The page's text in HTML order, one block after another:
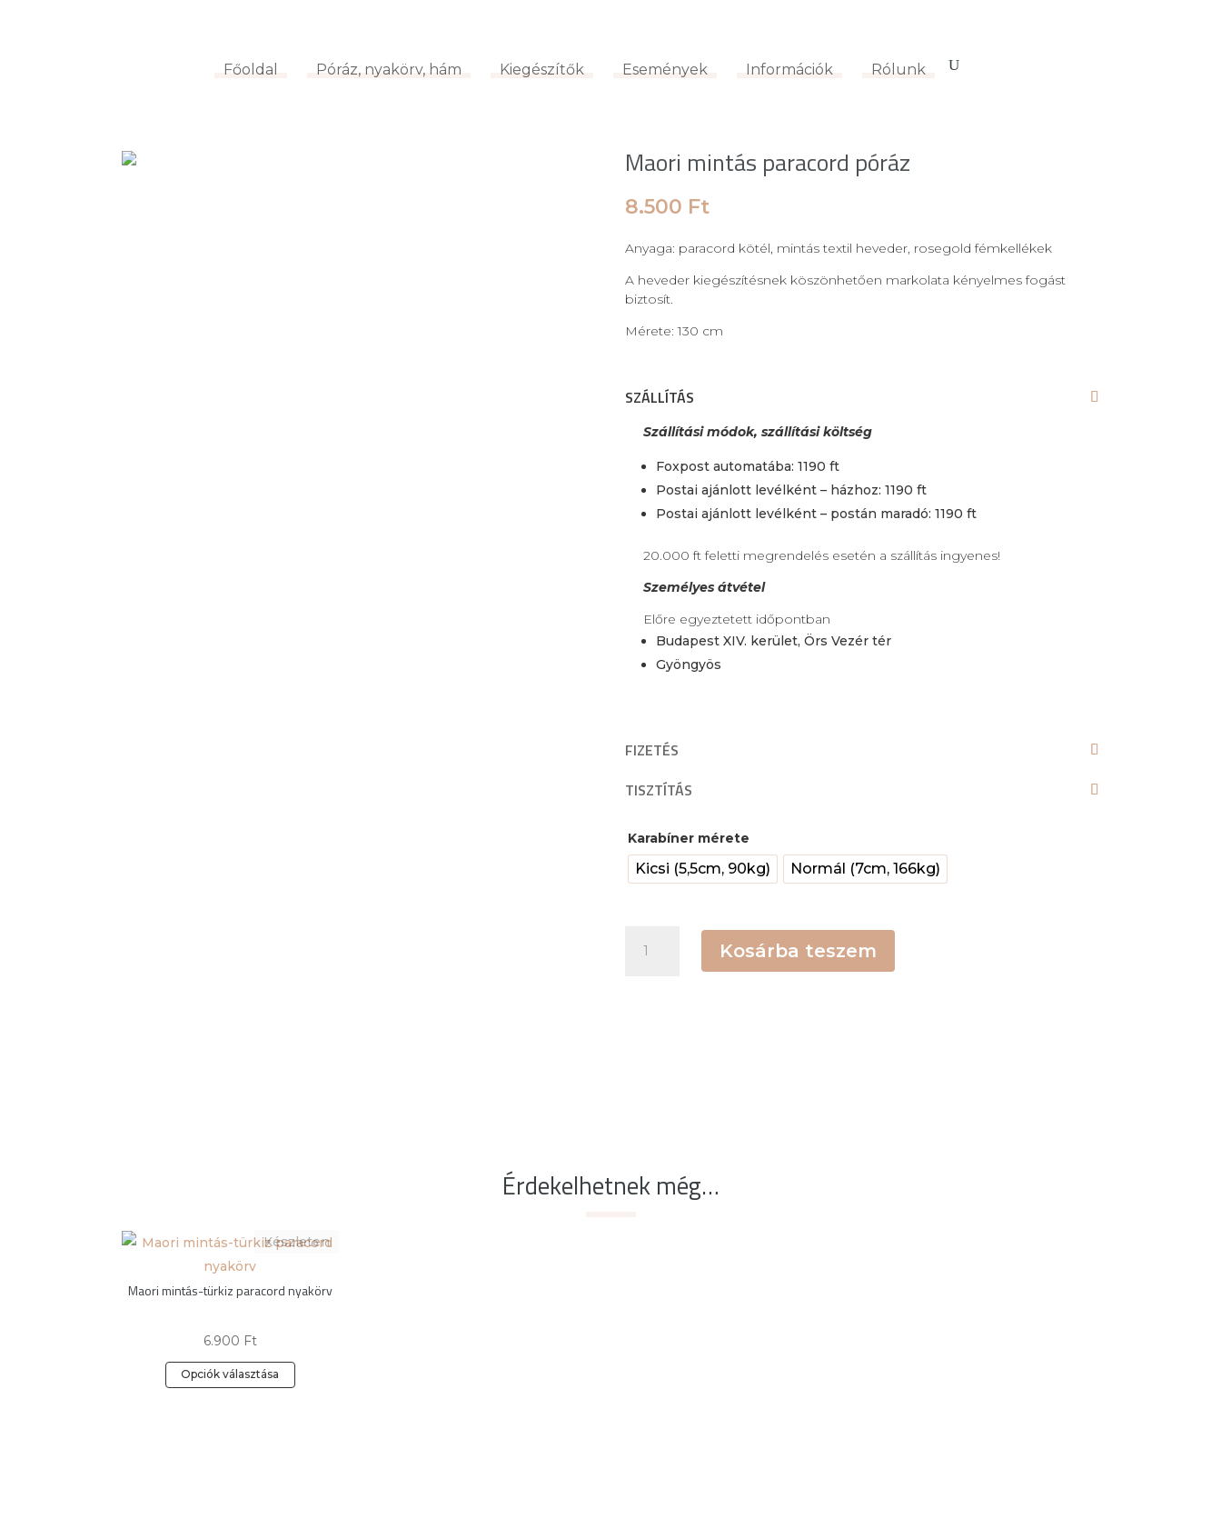
Rólunk
Főoldal Póráz, nyakörv, hám Kiegészítők Események Információk Rólunk
Maori mintás paracord póráz
8.500 Ft
Anyaga: paracord kötél, mintás textil heveder, rosegold fémkellékek
A heveder kiegészítésnek köszönhetően markolata kényelmes fogást
biztosít.
Mérete: 130 cm
SZÁLLÍTÁS
Szállítási módok, szállítási költség
Foxpost automatába: 1190 ft
Postai ajánlott levélként – házhoz: 1190 ft
Postai ajánlott levélként – postán maradó: 1190 ft
20.000 ft feletti megrendelés esetén a szállítás ingyenes!
Személyes átvétel
Előre egyeztetett időpontban
Budapest XIV. kerület, Örs Vezér tér
Gyöngyös
FIZETÉS
TISZTÍTÁS
Karabíner mérete
Kicsi (5,5cm, 90kg) Normál (7cm, 166kg)
mintás
Kosárba teszem
Érdekelhetnek még…
Maori mintás-türkiz paracord nyakörv
6.900 Ft
Opciók választása